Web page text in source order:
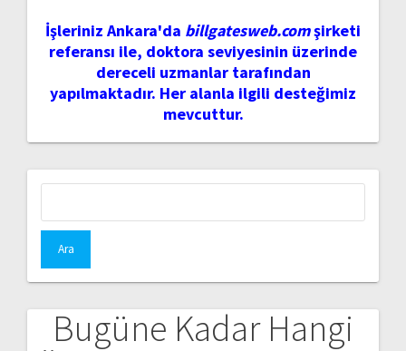
İşleriniz Ankara'da billgatesweb.comşirketi
referansı ile, doktora seviyesinin üzerinde
dereceli uzmanlar tarafından
yapılmaktadır. Her alanla ilgili desteğimiz
mevcuttur.
Bugüne Kadar Hangi